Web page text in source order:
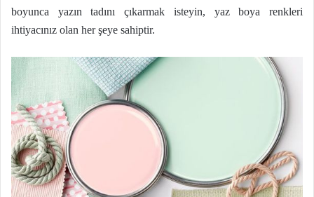
boyunca yazın tadını çıkarmak isteyin, yaz boya renkleri
ihtiyacınız olan her şeye sahiptir.